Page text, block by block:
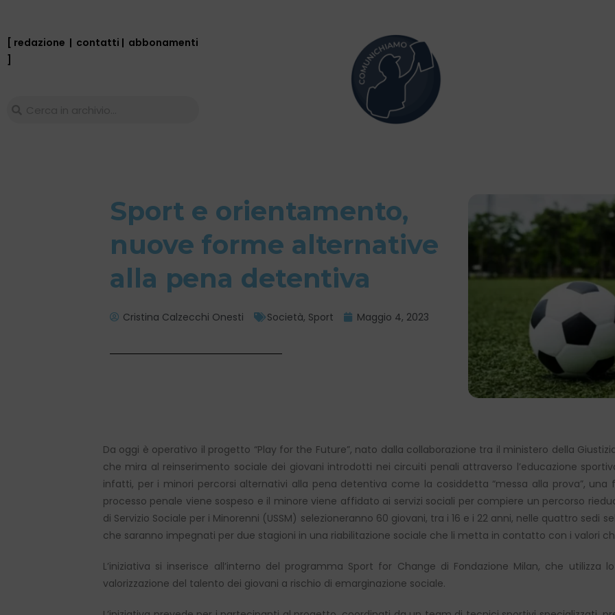
[ redazione | contatti | abbonamenti
]
Sport e orientamento,
nuove forme alternative
alla pena detentiva
Cristina Calzecchi Onesti Società, Sport Maggio 4, 2023
Da oggi è operativo il progetto “Play for the Future”, nato dalla collaborazione tra il ministero della
che mira al reinserimento sociale dei giovani introdotti nei circuiti penali attraverso l’educazione
infatti, per i minori percorsi alternativi alla pena detentiva come la cosiddetta “messa alla prova”,
processo penale viene sospeso e il minore viene affidato ai servizi sociali per compiere un percorso
di Servizio Sociale per i Minorenni (USSM) selezioneranno 60 giovani, tra i 16 e i 22 anni, nelle quattro sedi
che saranno impegnati per due stagioni in una riabilitazione sociale che li metta in contatto con i valori
L’iniziativa si inserisce all’interno del programma Sport for Change di Fondazione Milan, che
valorizzazione del talento dei giovani a rischio di emarginazione sociale.